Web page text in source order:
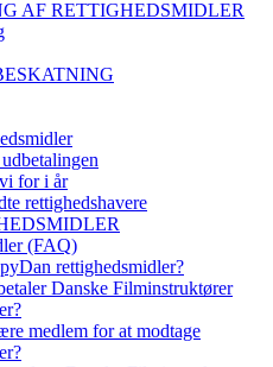
AF RETTIGHEDSMIDLER
for i år
rettighedshavere
(FAQ)
rettighedsmidler?
Danske Filminstruktører
medlem for at modtage